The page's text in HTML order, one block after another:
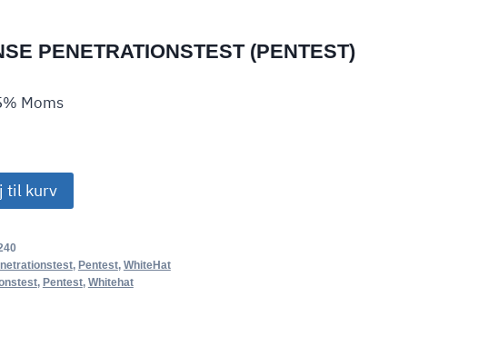
PENETRATIONSTEST (PENTEST)
Moms
til kurv
, Pentest, WhiteHat
, Pentest, Whitehat